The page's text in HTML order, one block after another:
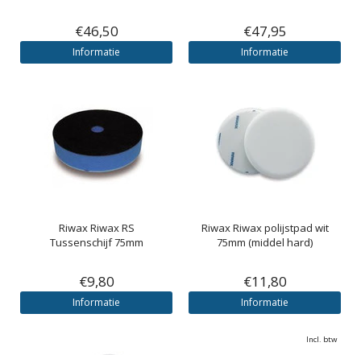
€46,50
Informatie
€47,95
Informatie
RiwaxRiwax RS
Tussenschijf 75mm
€9,80
Informatie
RiwaxRiwax polijstpad wit
75mm (middel hard)
€11,80
Informatie
Incl. btw